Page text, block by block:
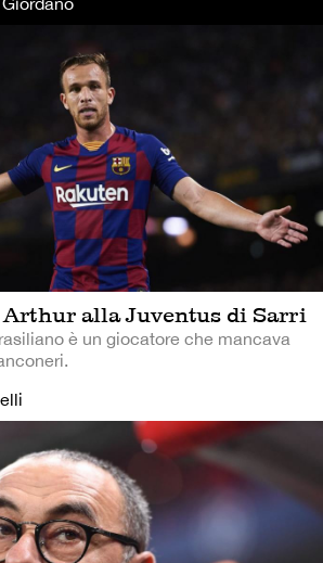
Arthur alla Juventus di Sarri
è un giocatore che mancava